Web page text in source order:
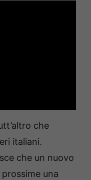
che
italiani.
che un nuovo
una